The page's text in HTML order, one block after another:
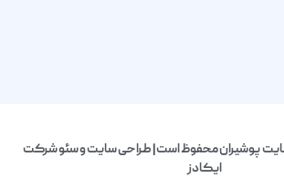
پوشیران محفوظ است| طراحی سایت و سئو شرکت
ایکادز